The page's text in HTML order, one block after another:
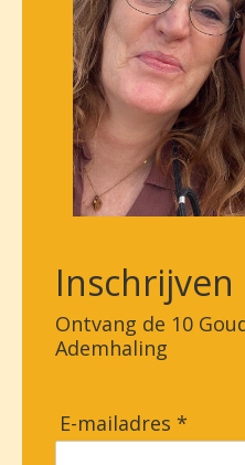
Inschrijven
Ontvang de 10
Ademhaling
E-mailadres *